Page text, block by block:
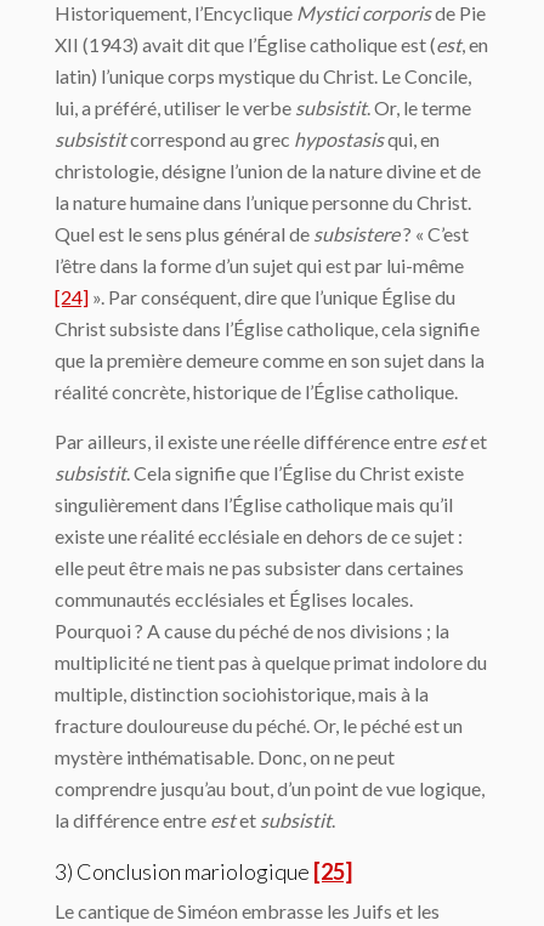
Historiquement, l’Encyclique Mystici corporisde Pie
XII (1943) avait dit que l’Église catholique est (est, en
latin) l’unique corps mystique du Christ. Le Concile,
lui, a préféré, utiliser le verbe subsistit. Or, le terme
subsistitcorrespond au grec hypostasisqui, en
christologie, désigne l’union de la nature divine et de
la nature humaine dans l’unique personne du Christ.
Quel est le sens plus général de subsistere? « C’est
l’être dans la forme d’un sujet qui est par lui-même
[24] ». Par conséquent, dire que l’unique Église du
Christ subsiste dans l’Église catholique, cela signifie
que la première demeure comme en son sujet dans la
réalité concrète, historique de l’Église catholique.
Par ailleurs, il existe une réelle différence entre estet
subsistit. Cela signifie que l’Église du Christ existe
singulièrement dans l’Église catholique mais qu’il
existe une réalité ecclésiale en dehors de ce sujet :
elle peut être mais ne pas subsister dans certaines
communautés ecclésiales et Églises locales.
Pourquoi ? A cause du péché de nos divisions ; la
multiplicité ne tient pas à quelque primat indolore du
multiple, distinction sociohistorique, mais à la
fracture douloureuse du péché. Or, le péché est un
mystère inthématisable. Donc, on ne peut
comprendre jusqu’au bout, d’un point de vue logique,
la différence entre estet subsistit.
3) Conclusion mariologique [25]
Le cantique de Siméon embrasse les Juifs et les